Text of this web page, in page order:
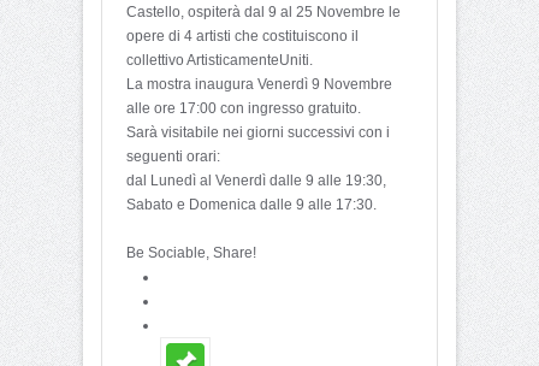
Castello, ospiterà dal 9 al 25 Novembre le
opere di 4 artisti che costituiscono il
collettivo ArtisticamenteUniti.
La mostra inaugura Venerdì 9 Novembre
alle ore 17:00 con ingresso gratuito.
Sarà visitabile nei giorni successivi con i
seguenti orari:
dal Lunedì al Venerdì dalle 9 alle 19:30,
Sabato e Domenica dalle 9 alle 17:30.
Be Sociable, Share!